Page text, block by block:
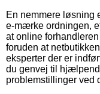
En nemmere løsning
e-mærke ordningen,
at online
foruden at
eksperter der er
du genvej til
problemstillinger ved